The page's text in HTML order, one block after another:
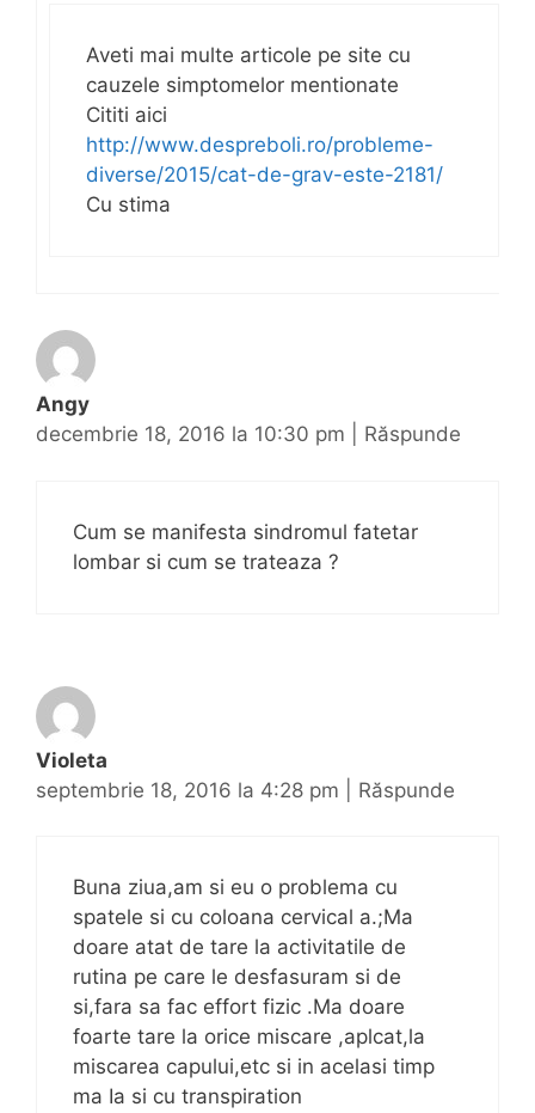
Aveti mai multe articole pe site cu
cauzele simptomelor mentionate
Cititi aici
http://www.despreboli.ro/probleme-
diverse/2015/cat-de-grav-este-2181/
Cu stima
Angy
decembrie 18, 2016 la 10:30 pm
Răspunde
Cum se manifesta sindromul fatetar
lombar si cum se trateaza ?
Violeta
septembrie 18, 2016 la 4:28 pm
Răspunde
Buna ziua,am si eu o problema cu
spatele si cu coloana cervical a.;Ma
doare atat de tare la activitatile de
rutina pe care le desfasuram si de
si,fara sa fac effort fizic .Ma doare
foarte tare la orice miscare ,aplcat,la
miscarea capului,etc si in acelasi timp
ma Ia si cu transpiration